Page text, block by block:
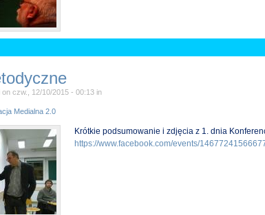
on czw., 12/10/2015 - 00:13 in
Medialna 2.0
Krótkie podsumowanie i zdjęcia z 1. dnia
https://www.facebook.com/events/